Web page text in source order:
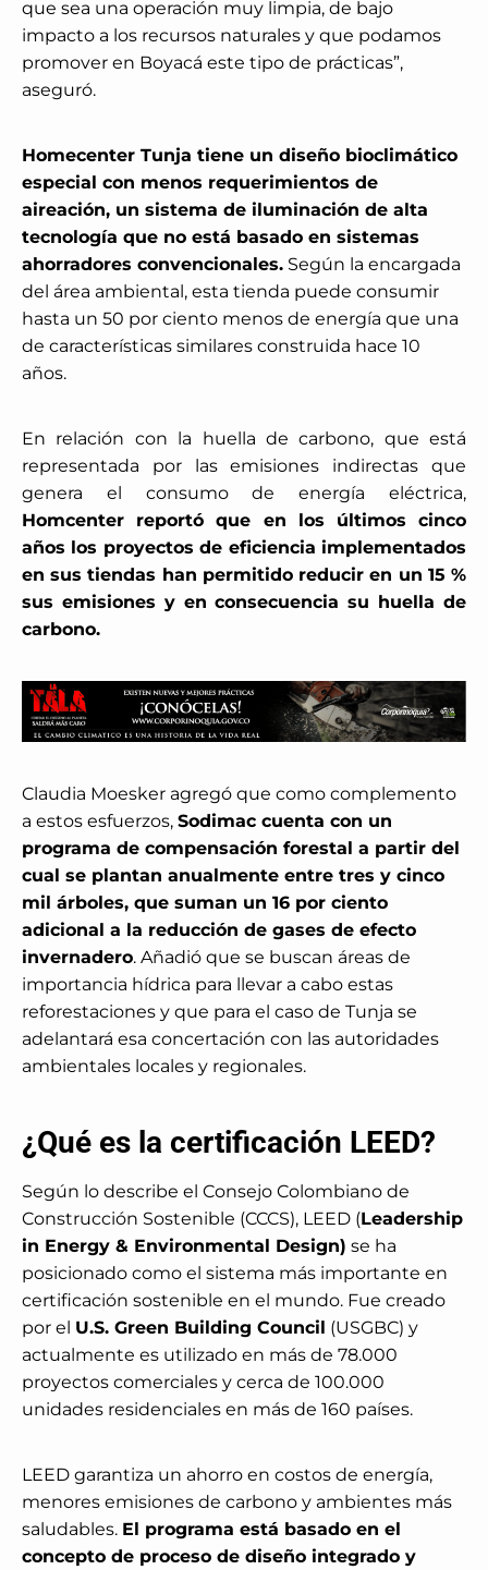
que sea una operación muy limpia, de bajo
impacto a los recursos naturales y que podamos
promover en Boyacá este tipo de prácticas”,
aseguró.
Homecenter Tunja tiene un diseño bioclimático
especial con menos requerimientos de
aireación, un sistema de iluminación de alta
tecnología que no está basado en sistemas
ahorradores convencionales. Según la encargada
del área ambiental, esta tienda puede consumir
hasta un 50 por ciento menos de energía que una
de características similares construida hace 10
años.
En relación con la huella de carbono, que está
representada por las emisiones indirectas que
genera el consumo de energía eléctrica,
Homcenter reportó que en los últimos cinco
años los proyectos de eficiencia implementados
en sus tiendas han permitido reducir en un 15 %
sus emisiones y en consecuencia su huella de
carbono.
Claudia Moesker agregó que como complemento
a estos esfuerzos, Sodimac cuenta con un
programa de compensación forestal a partir del
cual se plantan anualmente entre tres y cinco
mil árboles, que suman un 16 por ciento
adicional a la reducción de gases de efecto
invernadero. Añadió que se buscan áreas de
importancia hídrica para llevar a cabo estas
reforestaciones y que para el caso de Tunja se
adelantará esa concertación con las autoridades
ambientales locales y regionales.
¿Qué es la certificación LEED?
Según lo describe el Consejo Colombiano de
Construcción Sostenible (CCCS), LEED (Leadership
in Energy & Environmental Design) se ha
posicionado como el sistema más importante en
certificación sostenible en el mundo. Fue creado
por el U.S. Green Building Council (USGBC) y
actualmente es utilizado en más de 78.000
proyectos comerciales y cerca de 100.000
unidades residenciales en más de 160 países.
LEED garantiza un ahorro en costos de energía,
menores emisiones de carbono y ambientes más
saludables. El programa está basado en el
concepto de proceso de diseño integrado y